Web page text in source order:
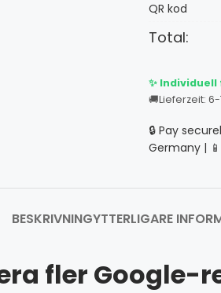
QR kod
Total:
✨
🚚Lieferzeit:
🔒 Pay
Germany |
BESKRIVNINGYTTERLIGARE
fler Google-